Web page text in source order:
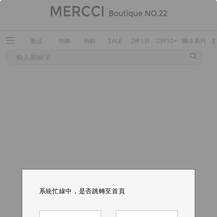
新品 預購 熱銷 SALE 2件5折 UPF50+ 瞬涼系列
系統忙線中，是否跳轉至首頁
系統忙線中，是否跳轉至首頁
系統忙線中，是否跳轉至首頁
系統忙線中，是否跳轉至首頁
系統忙線中，是否跳轉至首頁